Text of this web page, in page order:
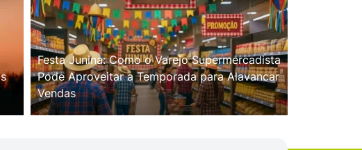
Festa Junina: Como o Varejo Supermercadista
Pode Aproveitar a Temporada para Alavancar
Vendas